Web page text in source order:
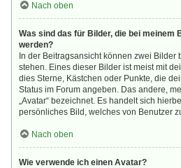
Nach oben
Was sind das für Bilder, die bei meinem
werden?
In der Beitragsansicht können zwei Bilder
stehen. Eines dieser Bilder ist meist mit
dies Sterne, Kästchen oder Punkte, die
Status im Forum angeben. Das andere,
„Avatar“ bezeichnet. Es handelt sich
persönliches Bild, welches von Benutzer
Nach oben
Wie verwende ich einen Avatar?